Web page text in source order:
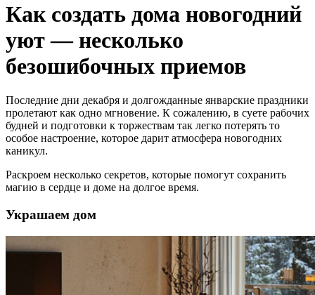
Как создать дома новогодний
уют — несколько
безошибочных приемов
Последние дни декабря и долгожданные январские праздники
пролетают как одно мгновение. К сожалению, в суете рабочих
будней и подготовки к торжествам так легко потерять то
особое настроение, которое дарит атмосфера новогодних
каникул.
Раскроем несколько секретов, которые помогут сохранить
магию в сердце и доме на долгое время.
Украшаем дом